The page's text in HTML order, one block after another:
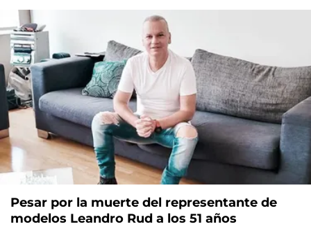
Pesar por la muerte del representante de
modelos Leandro Rud a los 51 años